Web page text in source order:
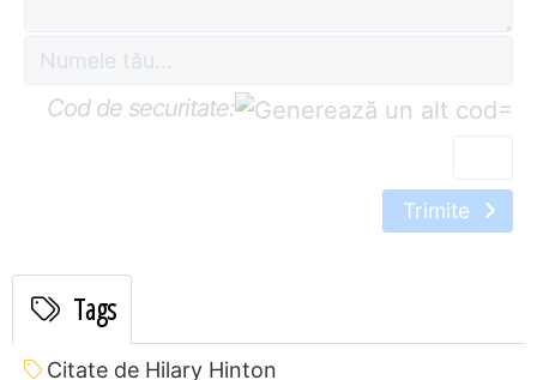
Cod de securitate: =
Trimite
Tags
Citate de Hilary Hinton